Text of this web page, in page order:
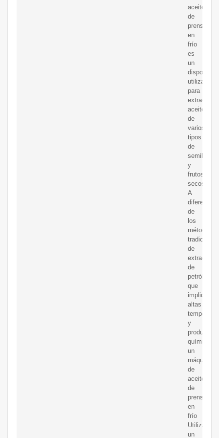
aceite
de
prensa
en
frío
es
un
dispositivo
utilizado
para
extraer
aceite
de
varios
tipos
de
semillas
y
frutos
secos.
A
diferencia
de
los
métodos
de
extracción
de
petróleo,
que
implican
altas
y
productos
químicos,
un
máquina
de
aceite
de
prensa
en
frío
Utiliza
un